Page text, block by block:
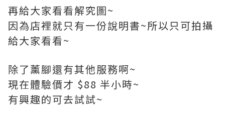
再給大家看看解究圖~
因為店裡就只有一份說明書~所以只可拍攝
給大家看看~
除了薰腳還有其他服務啊~
現在體驗價才 $88 半小時~
有興趣的可去試試~